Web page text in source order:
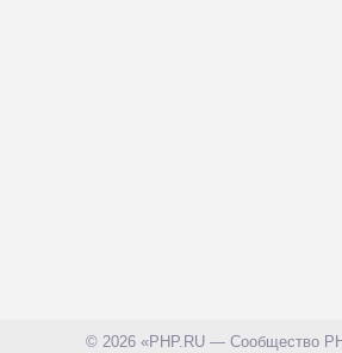
© 2026 «PHP.RU — Сообщество